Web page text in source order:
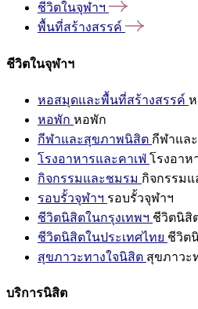
ชีวิตในจุฬาฯ
พื้นที่สร้างสรรค์
ชีวิตในจุฬาฯ
หอสมุดและพื้นที่สร้างสรรค์
หอพัก หอพัก
กีฬาและสุขภาพนิสิต กีฬาแล
โรงอาหารและคาเฟ่ โรงอาห
กิจกรรมและชมรม กิจกรรม
รอบรั้วจุฬาฯ รอบรั้วจุฬาฯ
ชีวิตนิสิตในกรุงเทพฯ ชีวิตนิสิ
ชีวิตนิสิตในประเทศไทย ชีวิต
สุขภาวะทางใจนิสิต สุขภาวะ
บริการนิสิต